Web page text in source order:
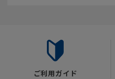
ご利用ガイド